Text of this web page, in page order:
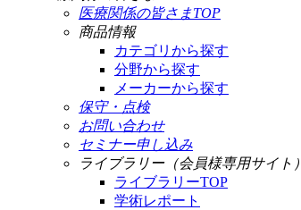
医療関係の皆さまTOP
商品情報
カテゴリから探す
分野から探す
メーカーから探す
保守・点検
お問い合わせ
セミナー申し込み
ライブラリー（会員様専用サイト）
ライブラリーTOP
学術レポート